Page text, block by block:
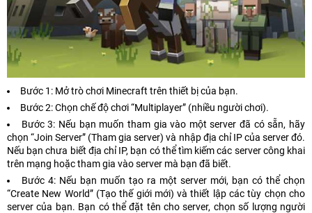
Bước 1: Mở trò chơi Minecraft trên thiết bị của bạn.
Bước 2: Chọn chế độ chơi “Multiplayer” (nhiều người chơi).
Bước 3: Nếu bạn muốn tham gia vào một server đã có sẵn, hãy
chọn “Join Server” (Tham gia server) và nhập địa chỉ IP của server đó.
Nếu bạn chưa biết địa chỉ IP, bạn có thể tìm kiếm các server công khai
trên mạng hoặc tham gia vào server mà bạn đã biết.
Bước 4: Nếu bạn muốn tạo ra một server mới, bạn có thể chọn
“Create New World” (Tạo thế giới mới) và thiết lập các tùy chọn cho
server của bạn. Bạn có thể đặt tên cho server, chọn số lượng người